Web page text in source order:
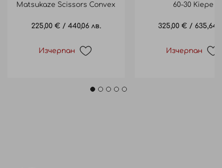
Matsukaze Scissors Convex
225,00 € / 440,06 лв.
Изчерпан
60-30 Kiepe
325,00 € / 635,64
Изчерпан